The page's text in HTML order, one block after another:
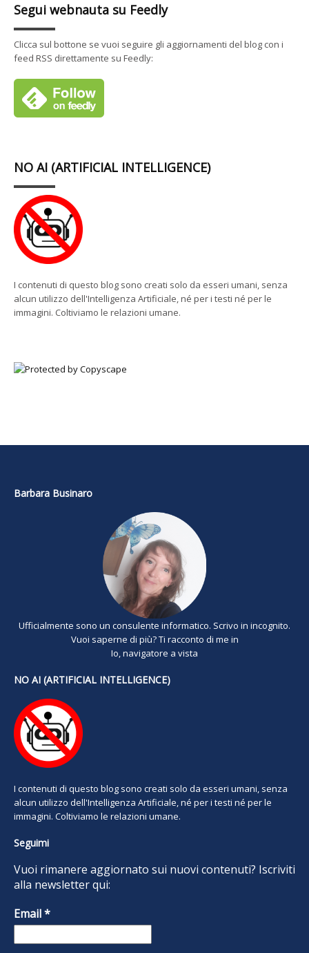
Segui webnauta su Feedly
Clicca sul bottone se vuoi seguire gli aggiornamenti del blog con i
feed RSS direttamente su Feedly:
NO AI (ARTIFICIAL INTELLIGENCE)
I contenuti di questo blog sono creati solo da esseri umani, senza
alcun utilizzo dell'Intelligenza Artificiale, né per i testi né per le
immagini. Coltiviamo le relazioni umane.
Barbara Businaro
Ufficialmente sono un consulente informatico. Scrivo in incognito.
Vuoi saperne di più? Ti racconto di me in
Io, navigatore a vista
NO AI (ARTIFICIAL INTELLIGENCE)
I contenuti di questo blog sono creati solo da esseri umani, senza
alcun utilizzo dell'Intelligenza Artificiale, né per i testi né per le
immagini. Coltiviamo le relazioni umane.
Seguimi
Vuoi rimanere aggiornato sui nuovi contenuti? Iscriviti
alla newsletter qui:
Email*